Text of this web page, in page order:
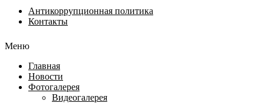
Антикоррупционная политика
Контакты
Меню
Главная
Новости
Фотогалерея
Видеогалерея